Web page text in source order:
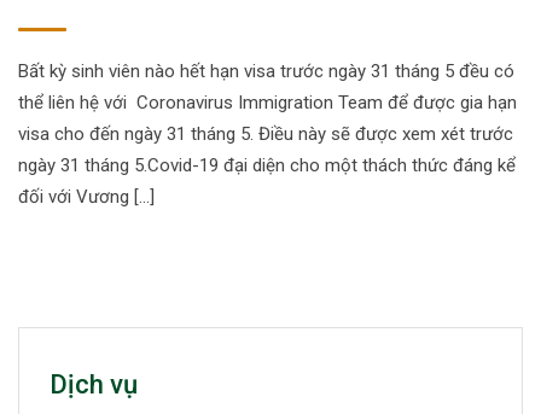
Bất kỳ sinh viên nào hết hạn visa trước ngày 31 tháng 5 đều có
thể liên hệ với Coronavirus Immigration Team để được gia hạn
visa cho đến ngày 31 tháng 5. Điều này sẽ được xem xét trước
ngày 31 tháng 5.Covid-19 đại diện cho một thách thức đáng kể
đối với Vương […]
Dịch vụ